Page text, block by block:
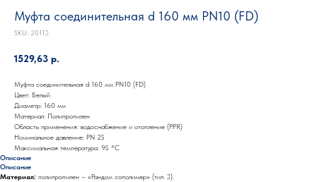
Муфта соединительная d 160 мм PN10 (FD)
SKU: 20113
1529,63 р.
Муфта соединительная d 160 мм PN10 (FD)
Цвет: Белый
Диаметр: 160 мм
Материал: Полипропилен
Область применения: водоснабжение и отопление (PPR)
Номинальное давление: PN 25
Максимальная температура: 95 °С
Описание
Описание
Материал: полипропилен – «Рандом сополимер» (тип 3).